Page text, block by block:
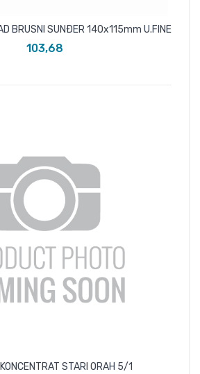
BRUSNI SUNÐER 140x115mm U.FINE
103,68
STARI ORAH 5/1